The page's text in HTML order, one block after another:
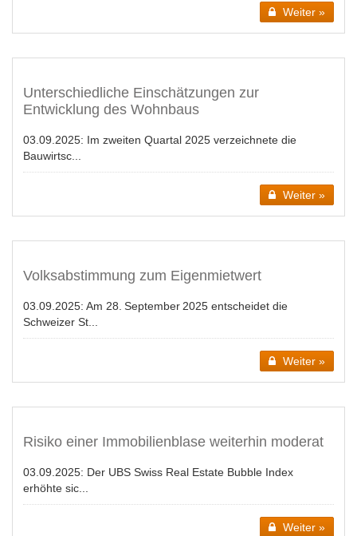
Weiter »
Unterschiedliche Einschätzungen zur
Entwicklung des Wohnbaus
03.09.2025: Im zweiten Quartal 2025 verzeichnete die
Bauwirtsc...
Weiter »
Volksabstimmung zum Eigenmietwert
03.09.2025: Am 28. September 2025 entscheidet die
Schweizer St...
Weiter »
Risiko einer Immobilienblase weiterhin moderat
03.09.2025: Der UBS Swiss Real Estate Bubble Index
erhöhte sic...
Weiter »